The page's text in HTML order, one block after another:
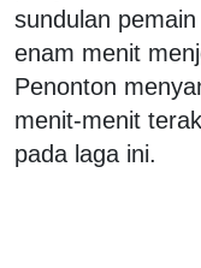
sundulan
enam menit
Penonton
menit-menit
pada laga ini.